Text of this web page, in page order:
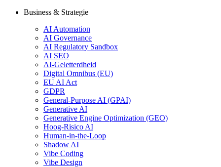
Business & Strategie
AI Automation
AI Governance
AI Regulatory Sandbox
AI SEO
AI-Geletterdheid
Digital Omnibus (EU)
EU AI Act
GDPR
General-Purpose AI (GPAI)
Generative AI
Generative Engine Optimization (GEO)
Hoog-Risico AI
Human-in-the-Loop
Shadow AI
Vibe Coding
Vibe Design